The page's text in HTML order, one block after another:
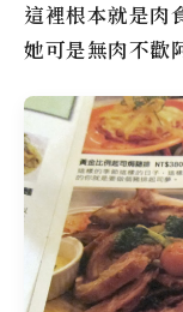
這裡根本就是肉
她可是無肉不歡